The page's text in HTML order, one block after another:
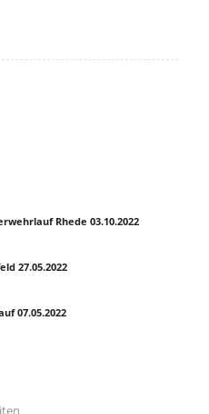
Rhede 03.10.2022
27.05.2022
07.05.2022